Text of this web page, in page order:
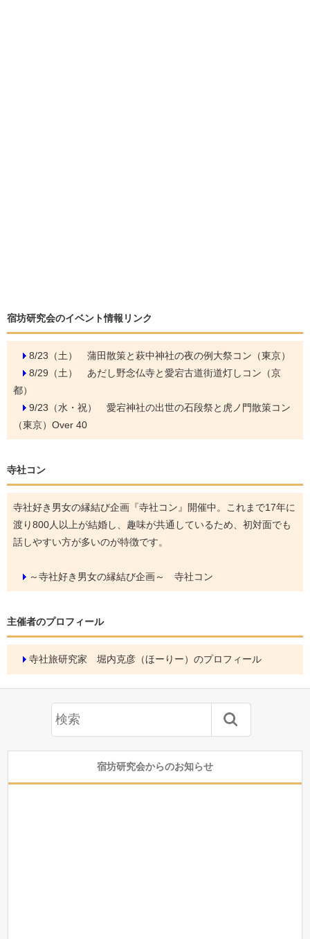
宿坊研究会のイベント情報リンク
8/23（土） 蒲田散策と萩中神社の夜の例大祭コン（東京）
8/29（土） あだし野念仏寺と愛宕古道街道灯しコン（京
都）
9/23（水・祝） 愛宕神社の出世の石段祭と虎ノ門散策コン
（東京）Over 40
寺社コン
寺社好き男女の縁結び企画『寺社コン』開催中。これまで17年に
渡り800人以上が結婚し、趣味が共通しているため、初対面でも
話しやすい方が多いのが特徴です。
～寺社好き男女の縁結び企画～ 寺社コン
主催者のプロフィール
寺社旅研究家 堀内克彦（ほーりー）のプロフィール
宿坊研究会からのお知らせ